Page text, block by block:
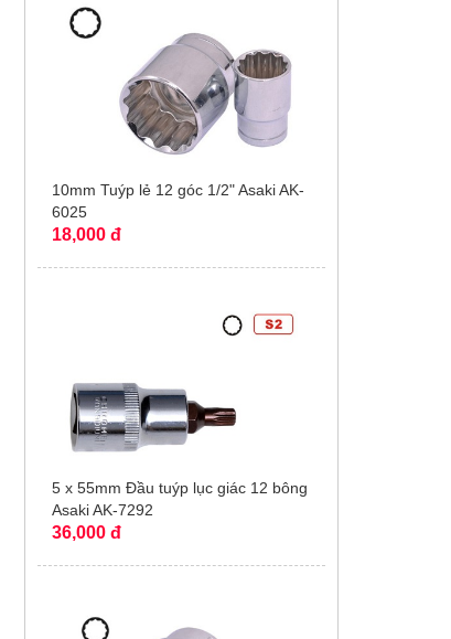
10mm Tuýp lẻ 12 góc 1/2" Asaki AK-
6025
18,000 đ
5 x 55mm Đầu tuýp lục giác 12 bông
Asaki AK-7292
36,000 đ